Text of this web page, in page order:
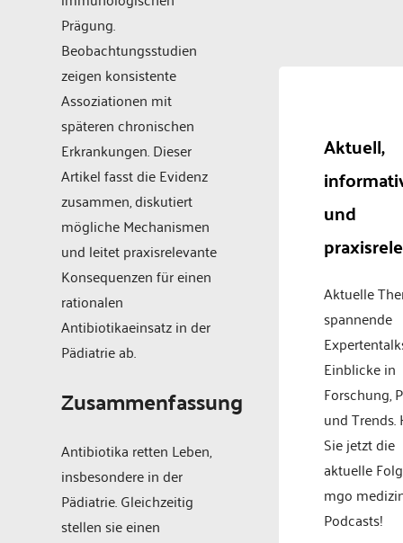
Prägung.
Beobachtungsstudien
zeigen konsistente
Assoziationen mit
späteren chronischen
Erkrankungen. Dieser
Artikel fasst die Evidenz
zusammen, diskutiert
mögliche Mechanismen
und leitet praxisrelevante
Konsequenzen für einen
rationalen
Antibiotikaeinsatz in der
Pädiatrie ab.
Zusammenfassung
Antibiotika retten Leben,
insbesondere in der
Pädiatrie. Gleichzeitig
stellen sie einen
Aktuell,
und
Aktuelle
spannende
Einblicke in
Forschung,
und Trends.
Sie jetzt die
aktuelle
mgo
Podcasts!